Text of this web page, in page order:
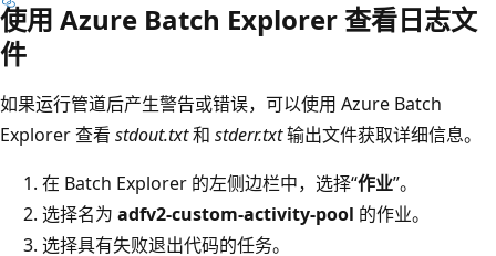
使用 Azure Batch Explorer 查看日志文
件
如果运行管道后产生警告或错误，可以使用 Azure Batch
Explorer 查看 stdout.txt和 stderr.txt输出文件获取详细信息。
在 Batch Explorer 的左侧边栏中，选择“作业”。
选择名为 adfv2-custom-activity-pool 的作业。
选择具有失败退出代码的任务。